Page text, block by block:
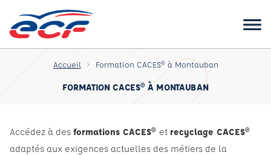
Accueil Formation CACES® à Montauban
FORMATION CACES® À MONTAUBAN
Accédez à des formations CACES® et recyclage CACES®
adaptés aux exigences actuelles des métiers de la